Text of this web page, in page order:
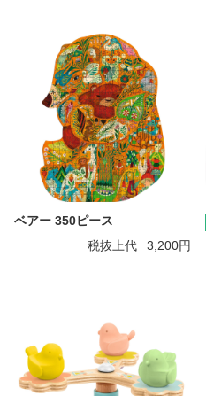
ベアー 350ピース
税抜上代
3,200円